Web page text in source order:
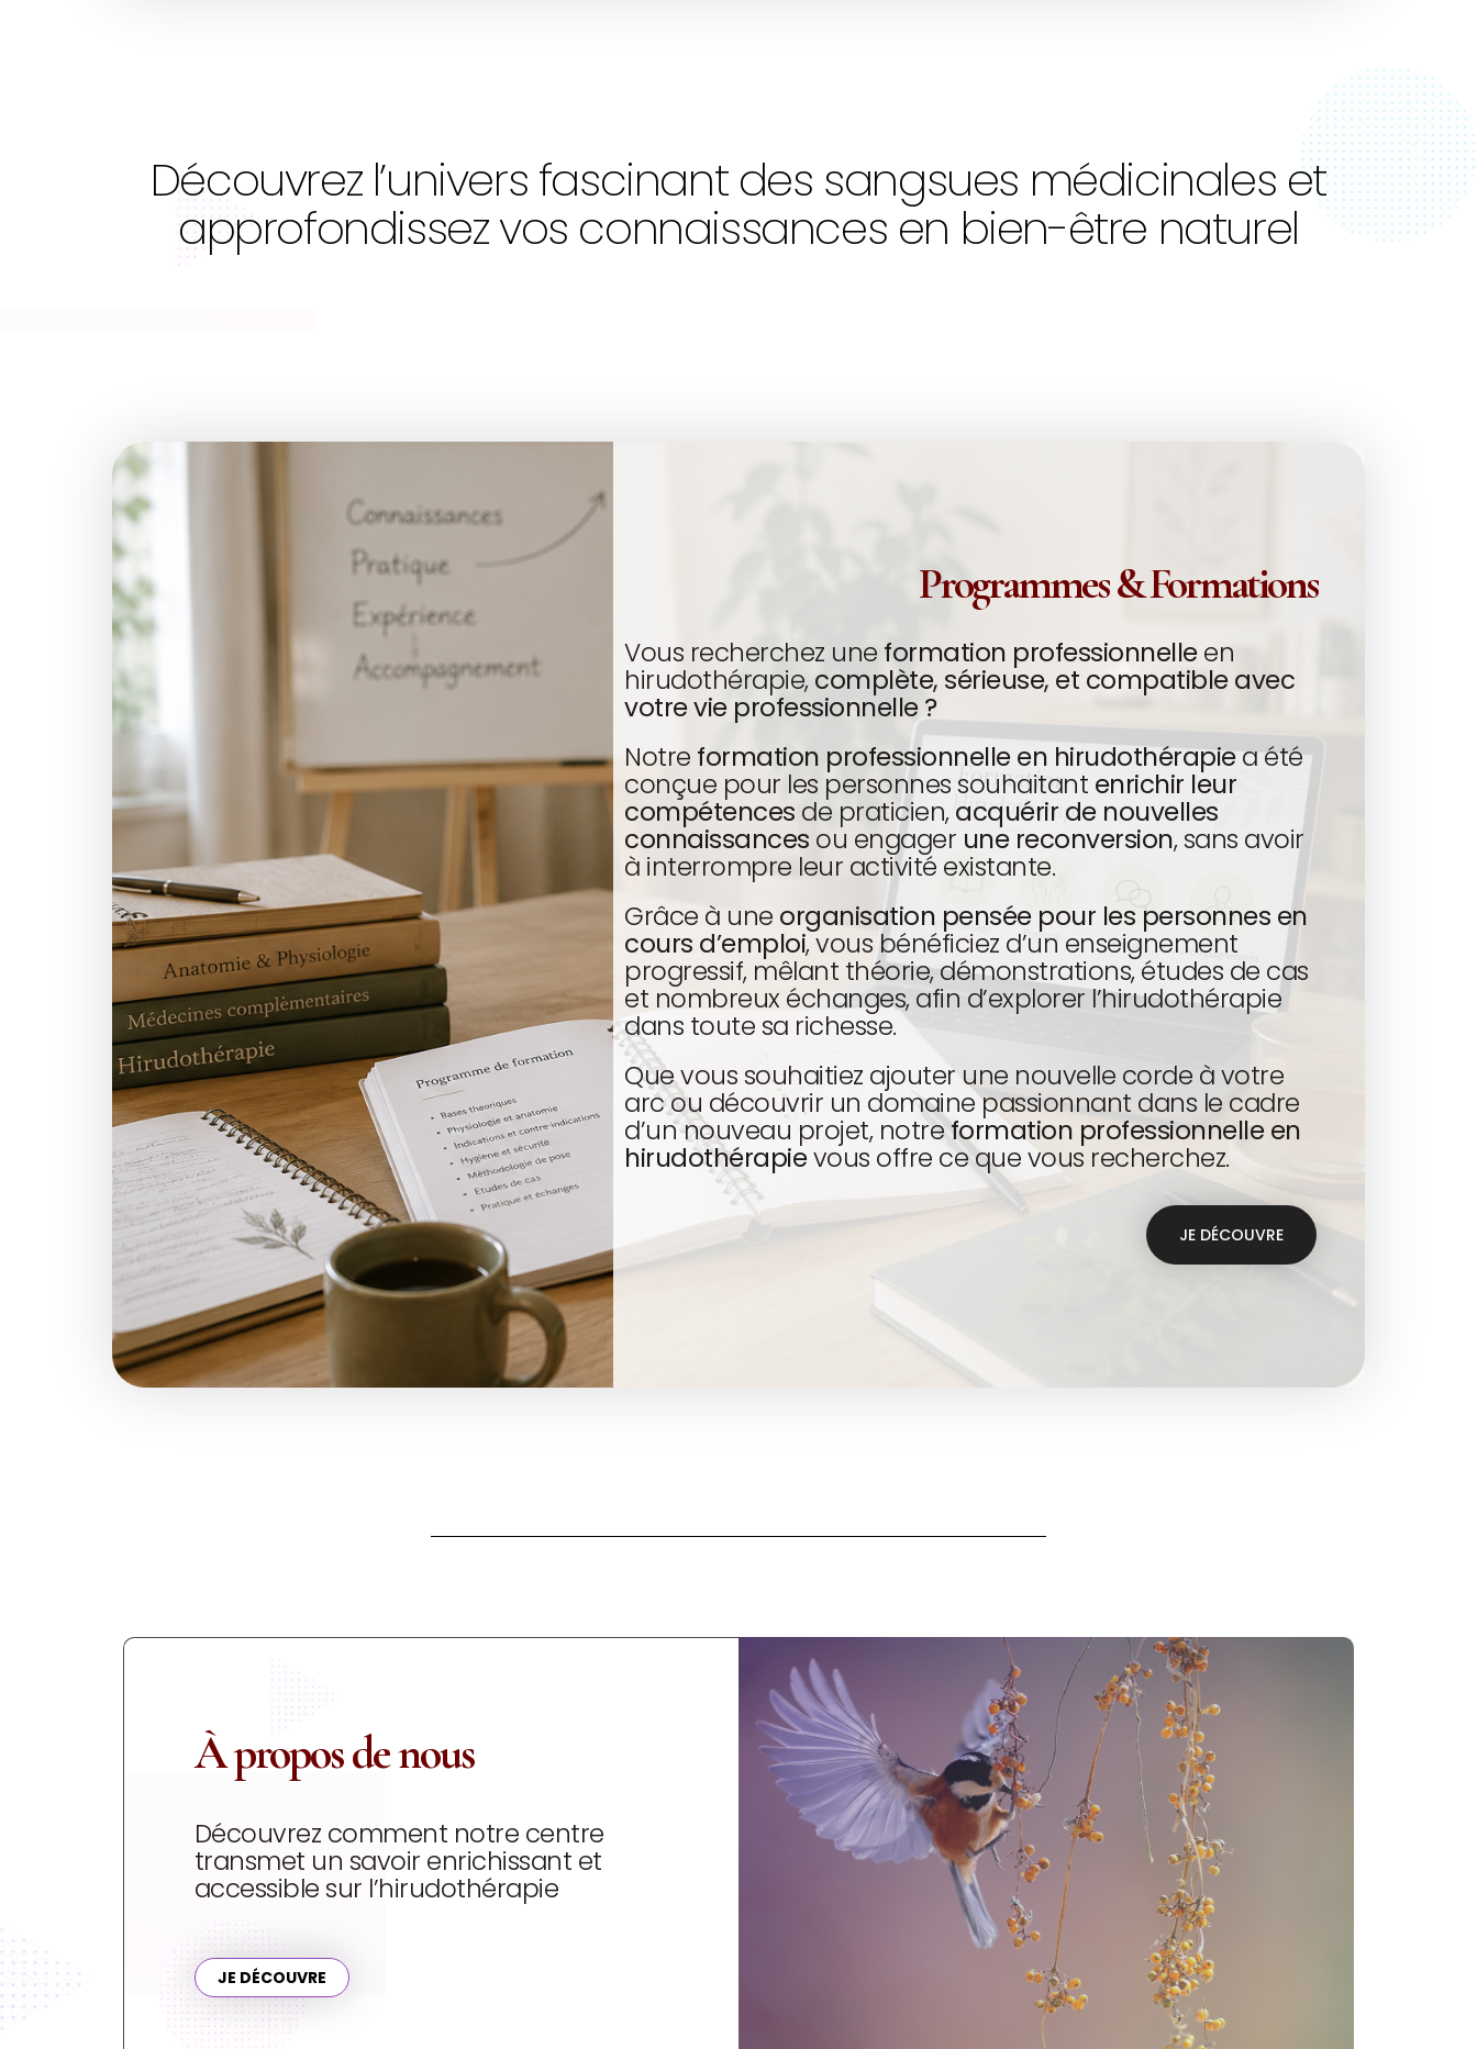
Découvrez l’univers fascinant des sangsues médicinales et
approfondissez vos connaissances en bien-être naturel
Programmes & Formations
Vous recherchez une formation professionnelle en
hirudothérapie,complète, sérieuse, et compatible avec
votre vie professionnelle ?
Notre formation professionnelle en hirudothérapiea été
conçue pour les personnes souhaitant enrichir leur
compétences de praticien,acquérir de nouvelles
connaissances ou engager une reconversion, sans avoir
à interrompre leur activité existante.
Grâce à une organisation pensée pour les personnes en
cours d’emploi, vous bénéficiez d’un enseignement
progressif, mêlant théorie, démonstrations, études de cas
et nombreux échanges, afin d’explorer l’hirudothérapie
dans toute sa richesse.
Que vous souhaitiez ajouter une nouvelle corde à votre
arc ou découvrir un domaine passionnant dans le cadre
d’un nouveau projet, notreformation professionnelle en
hirudothérapievous offre ce que vous recherchez.
JE DÉCOUVRE
À propos de nous
Découvrez comment notre centre
transmet un savoir enrichissant et
accessible sur l’hirudothérapie
JE DÉCOUVRE